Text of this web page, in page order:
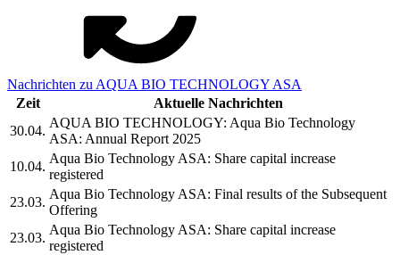
Nachrichten zu AQUA BIO TECHNOLOGY ASA
Zeit
Aktuelle Nachrichten
30.04.
AQUA BIO TECHNOLOGY: Aqua Bio Technology
ASA: Annual Report 2025
10.04.
Aqua Bio Technology ASA: Share capital increase
registered
23.03.
Aqua Bio Technology ASA: Final results of the Subsequent
Offering
23.03.
Aqua Bio Technology ASA: Share capital increase
registered